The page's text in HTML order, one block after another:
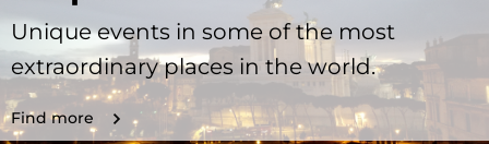
Unique events in some of the most
extraordinary places in the world.
Find more